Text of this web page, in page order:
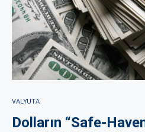
VALYUTA
Dolların “Safe-